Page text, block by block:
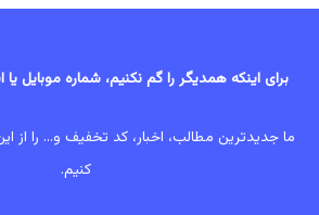
برای اینکه همدیگر را گم نکنیم، شماره موبایل
ما جدیدترین مطالب، اخبار، کد تخفیف و... را از
کنیم.